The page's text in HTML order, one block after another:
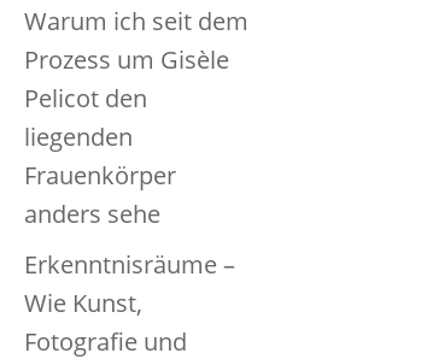
Warum ich seit dem
Prozess um Gisèle
Pelicot den
liegenden
Frauenkörper
anders sehe
Erkenntnisräume –
Wie Kunst,
Fotografie und